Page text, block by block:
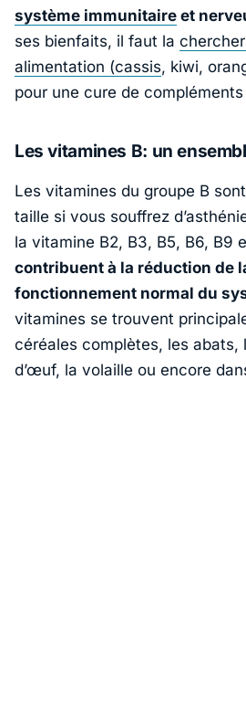
système immunitaire et
ses bienfaits, il faut la
alimentation (cassis, kiwi,
pour une cure de
Les vitamines B: un
Les vitamines du groupe B
taille si vous souffrez
la vitamine B2, B3, B5, B6, B9
contribuent à la réduction de
fonctionnement normal du
vitamines se trouvent
céréales complètes, les abats,
d’œuf, la volaille ou encore